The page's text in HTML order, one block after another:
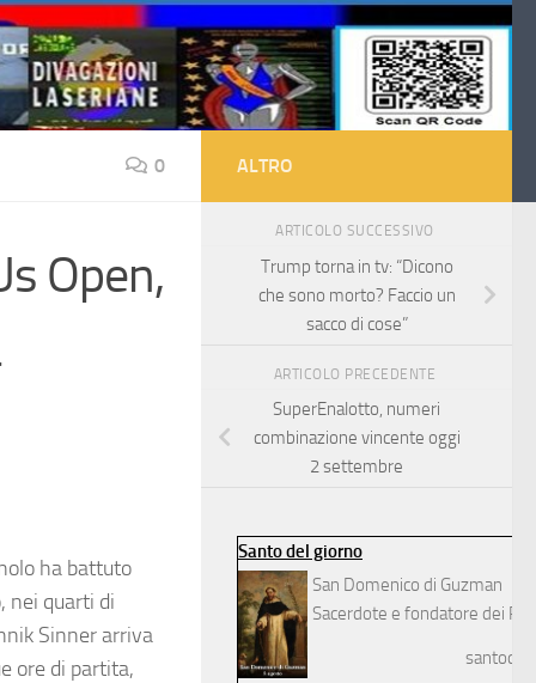
0
Open,
ha battuto
nei quarti di
Sinner arriva
ore di partita,
ALTRO
ARTICOLO SUCCESSIVO
Trump torna in tv: “Dicono
che sono morto? Faccio un
sacco di cose”
ARTICOLO PRECEDENTE
SuperEnalotto, numeri
combinazione vincente oggi
2 settembre
Santo del giorno
San Domenico di Guzman
Sacerdote e fondatore dei